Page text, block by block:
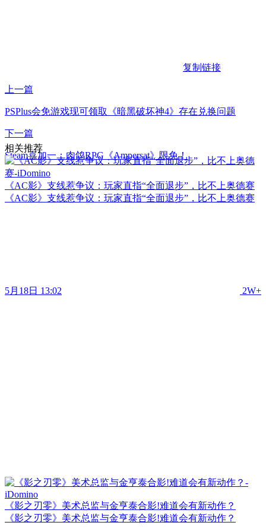
复制链接
上一篇
PSPlus会免游戏现可领取《暗黑破坏神4》存在兑换问题
下一篇
Steam喜加一：肉鸽RPG《Ampersat》限免！
相关推荐
《AC影》支线惹争议：玩家直指“全面退步”，比不上奥德赛
《AC影》支线惹争议：玩家直指“全面退步”，比不上奥德赛
5月18日 13:02 2W+
《影之刃零》美术总监与金亨泰合影!难道会有新动作？
《影之刃零》美术总监与金亨泰合影!难道会有新动作？